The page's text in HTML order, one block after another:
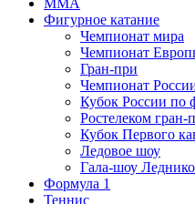
MMA
Фигурное катание
Чемпионат мира
Чемпионат
Гран-при
Чемпионат
Кубок России по
Ростелеком
Кубок Первого
Ледовое шоу
Гала-шоу
Формула 1
Теннис